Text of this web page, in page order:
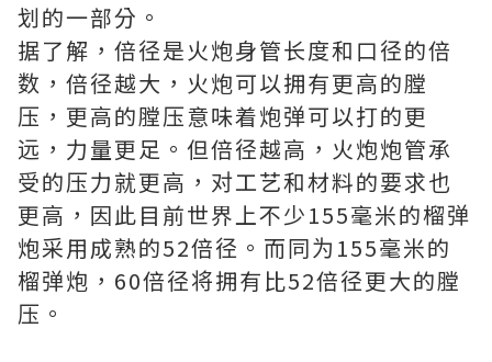
划的一部分。
据了解，倍径是火炮身管长度和口径的倍
数，倍径越大，火炮可以拥有更高的膛
压，更高的膛压意味着炮弹可以打的更
远，力量更足。但倍径越高，火炮炮管承
受的压力就更高，对工艺和材料的要求也
更高，因此目前世界上不少155毫米的榴弹
炮采用成熟的52倍径。而同为155毫米的
榴弹炮，60倍径将拥有比52倍径更大的膛
压。